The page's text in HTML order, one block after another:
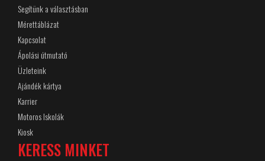
Segítünk a választásban
Mérettáblázat
Kapcsolat
Ápolási útmutató
Üzleteink
Ajándék kártya
Karrier
Motoros Iskolák
Kiosk
KERESS MINKET